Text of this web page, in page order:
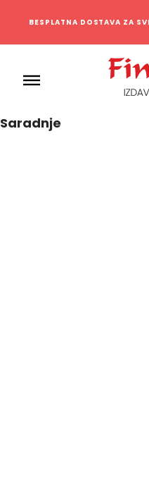
BESPLATNA DOSTAVA ZA
Saradnje